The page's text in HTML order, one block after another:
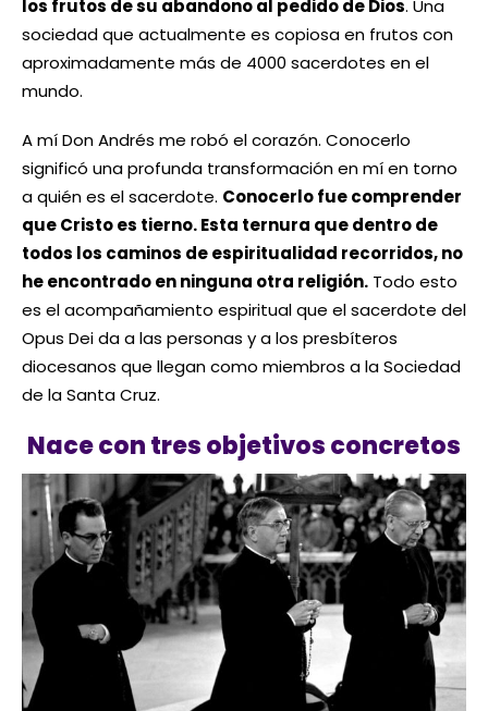
los frutos de su abandono al pedido de Dios. Una
sociedad que actualmente es copiosa en frutos con
aproximadamente más de 4000 sacerdotes en el
mundo.
A mí Don Andrés me robó el corazón. Conocerlo
significó una profunda transformación en mí en torno
a quién es el sacerdote. Conocerlo fue comprender
que Cristo es tierno. Esta ternura que dentro de
todos los caminos de espiritualidad recorridos, no
he encontrado en ninguna otra religión. Todo esto
es el acompañamiento espiritual que el sacerdote del
Opus Dei da a las personas y a los presbíteros
diocesanos que llegan como miembros a la Sociedad
de la Santa Cruz.
Nace con tres objetivos concretos